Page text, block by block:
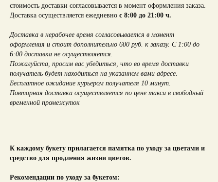
стоимость доставки согласовывается в момент оформления заказа.
Доставка осуществляется ежедневно с 8:00 до 21:00 ч.
Доставка в нерабочее время согласовывается в момент
оформления и стоит дополнительно 600 руб. к заказу. С 1:00 до
6:00 доставка не осуществляется.
Пожалуйста, просим вас убедиться, что во время доставки
получатель будет находиться на указанном вами адресе.
Бесплатное ожидание курьером получателя 10 минут.
Повторная доставка осуществляется по цене такси в свободный
временной промежуток
К каждому букету прилагается памятка по уходу за цветами и
средство для продления жизни цветов.
Рекомендации по уходу за букетом: